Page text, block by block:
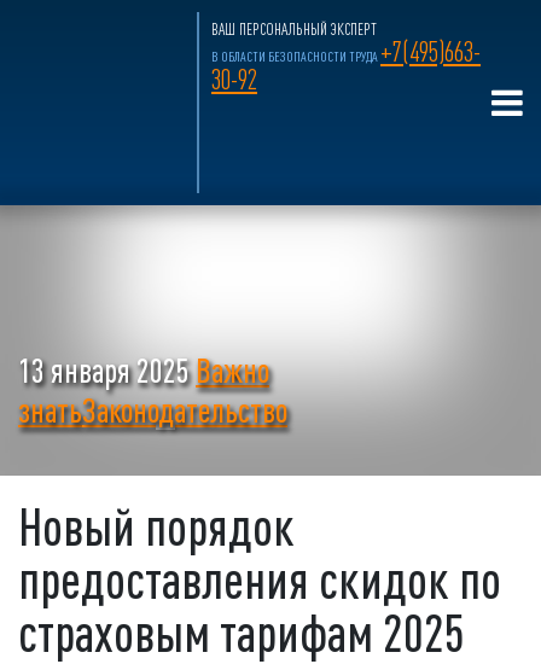
ВАШ ПЕРСОНАЛЬНЫЙ ЭКСПЕРТ
В ОБЛАСТИ БЕЗОПАСНОСТИ ТРУДА +7(495)663-
30-92
13 января 2025Важно
знатьЗаконодательство
Новый порядок
предоставления скидок по
страховым тарифам 2025